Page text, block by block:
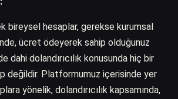
bireysel hesaplar, gerekse kurumsal
ücret ödeyerek sahip olduğunuz
dahi dolandırıcılık konusunda hiç bir
değildir. Platformumuz içerisinde yer
yönelik, dolandırıcılık kapsamında,